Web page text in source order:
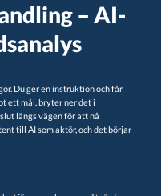
– AI-
Du ger en instruktion och får
ett mål, bryter ner det i
längs vägen för att nå
till AI som aktör, och det börjar